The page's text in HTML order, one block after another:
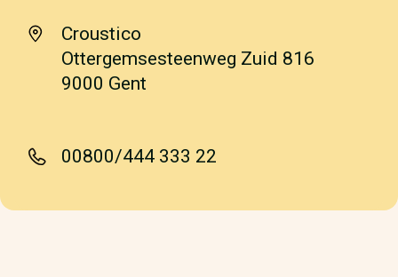
Croustico
Ottergemsesteenweg Zuid 816
9000 Gent
00800/444 333 22